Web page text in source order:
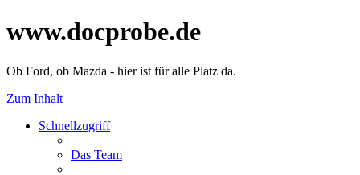
www.docprobe.de
Ob Ford, ob Mazda - hier ist für alle Platz da.
Zum Inhalt
Schnellzugriff
Das Team